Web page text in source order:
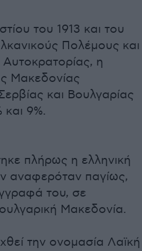
του 1913 και του
Πολέμους και
η
Μακεδονίας
και Βουλγαρίας
και 9%.
πλήρως η ελληνική
αναφερόταν παγίως,
του, σε
Μακεδονία.
την ονομασία Λαϊκή